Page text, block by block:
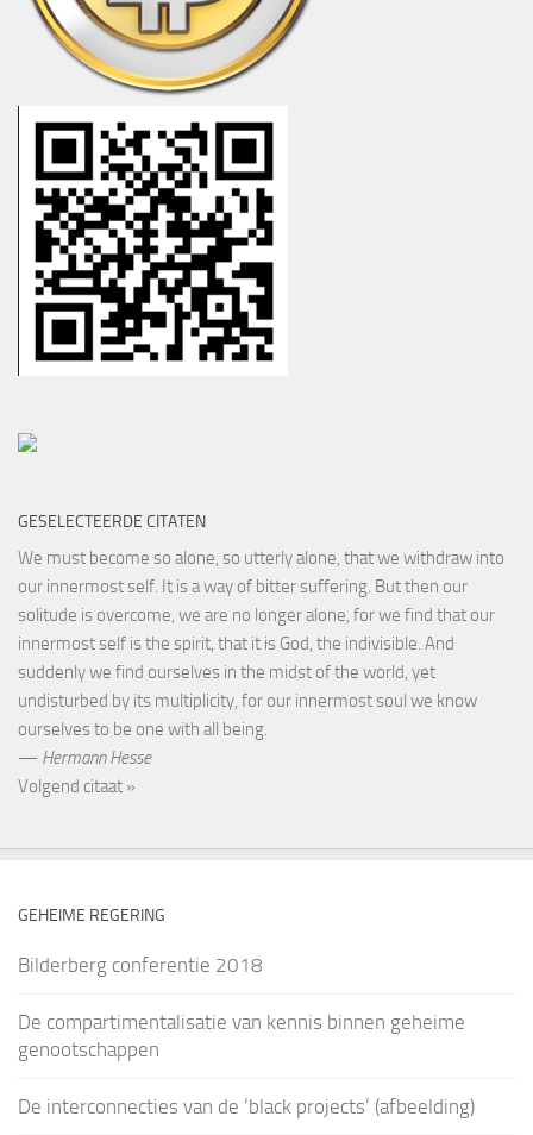
GESELECTEERDE CITATEN
We must become so alone, so utterly alone, that we withdraw into
our innermost self. It is a way of bitter suffering. But then our
solitude is overcome, we are no longer alone, for we find that our
innermost self is the spirit, that it is God, the indivisible. And
suddenly we find ourselves in the midst of the world, yet
undisturbed by its multiplicity, for our innermost soul we know
ourselves to be one with all being.
— Hermann Hesse
Volgend citaat »
GEHEIME REGERING
Bilderberg conferentie 2018
De compartimentalisatie van kennis binnen geheime
genootschappen
De interconnecties van de ‘black projects’ (afbeelding)